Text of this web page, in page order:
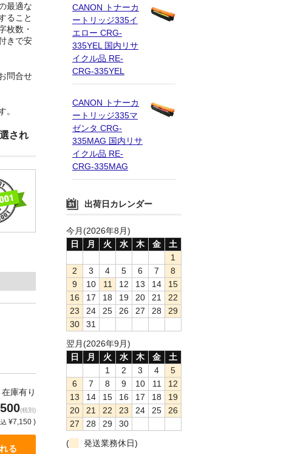
最適な
ること
枚数・
きで安
問合せ
。
され
庫有り
(税別)
¥7,150 )
CANON トナーカ
ートリッジ335イ
エロー CRG-
335YEL 国内リサ
イクル品 RE-
CRG-335YEL
CANON トナーカ
ートリッジ335マ
ゼンタ CRG-
335MAG 国内リサ
イクル品 RE-
CRG-335MAG
出荷日カレンダー
今月(2026年8月)
日
月 火 水 木 金
土
1
2
3 4 5 6 7
8
9
10 11 12 13 14
15
16
17 18 19 20 21
22
23
24 25 26 27 28
29
30
31
翌月(2026年9月)
日
月 火 水 木 金
土
1
2 3 4
5
6
7 8 9 10 11
12
13
14 15 16 17 18
19
20
21 22 23 24 25
26
27
28 29
30
(
発送業務休日)